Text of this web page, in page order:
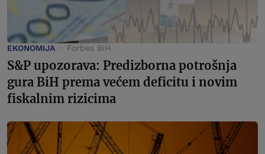
EKONOMIJA Forbes BiH
S&P upozorava: Predizborna potrošnja
gura BiH prema većem deficitu i novim
fiskalnim rizicima